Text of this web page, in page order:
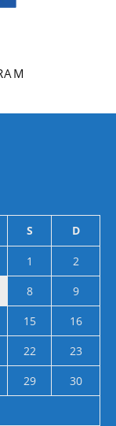
S D
1
2
8
9
15
16
22
23
29
30